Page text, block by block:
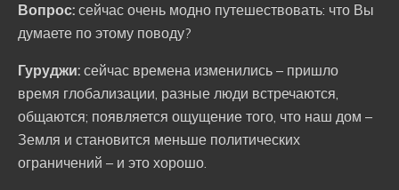
Вопрос: сейчас очень модно путешествовать: что Вы
думаете по этому поводу?
Гуруджи: сейчас времена изменились – пришло
время глобализации, разные люди встречаются,
общаются; появляется ощущение того, что наш дом –
Земля и становится меньше политических
ограничений – и это хорошо.